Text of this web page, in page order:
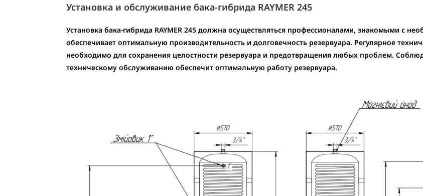
Установка и обслуживание бака-гибрида RAYMER 245
Установка бака-гибрида RAYMER 245 должна осуществляться профессионалами, знакомыми с
обеспечивает оптимальную производительность и долговечность резервуара. Регулярное
необходимо для сохранения целостности резервуара и предотвращения любых проблем.
техническому обслуживанию обеспечит оптимальную работу резервуара.